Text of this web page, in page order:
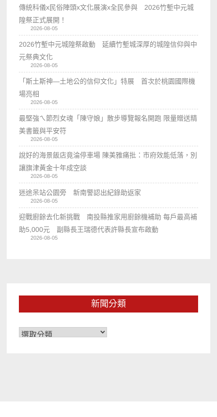
傳統科儀x民俗陣頭x文化展演x全民參與 2026竹塹中元城
隍祭正式展開！
2026-08-05
2026竹塹中元城隍祭啟動 延續竹塹城深厚的城隍信仰與中
元祭典文化
2026-08-05
「斯土斯神—土地公的信仰文化」特展 首次於桃園國際機
場亮相
2026-08-05
最堅強ㄟ節烈女魂「陳守娘」散步導覽報名開跑 限量贈送精
美書籤與平安符
2026-08-05
說好的海景飯店竟淪停車場 陳美雅痛批：市府效能低落，別
讓旗津黃金十年成空談
2026-08-05
迷途呆站公園旁 新南警認出紀錄助返家
2026-08-05
迎戰廚餘去化新挑戰 南投縣推家用廚餘機補助 每戶最高補
助5,000元 副縣長王瑞德代表許縣長宣布啟動
2026-08-05
新聞分類
新